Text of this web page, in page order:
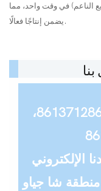
الناعم) في وقت واحد، مما
يضمن إنتاجًا فعالًا.
واتساب الخاص بنا: +8613712860707،
منطقة شا جياو